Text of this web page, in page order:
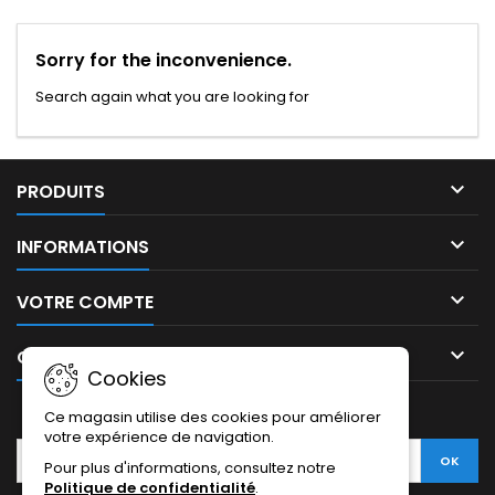
Sorry for the inconvenience.
Search again what you are looking for
PRODUITS 
INFORMATIONS 
VOTRE COMPTE 
CONTACT 
Cookies
Ce magasin utilise des cookies pour améliorer
votre expérience de navigation.
Pour plus d'informations, consultez notre
Politique de confidentialité.
LETTRE D'INFORMATIONS